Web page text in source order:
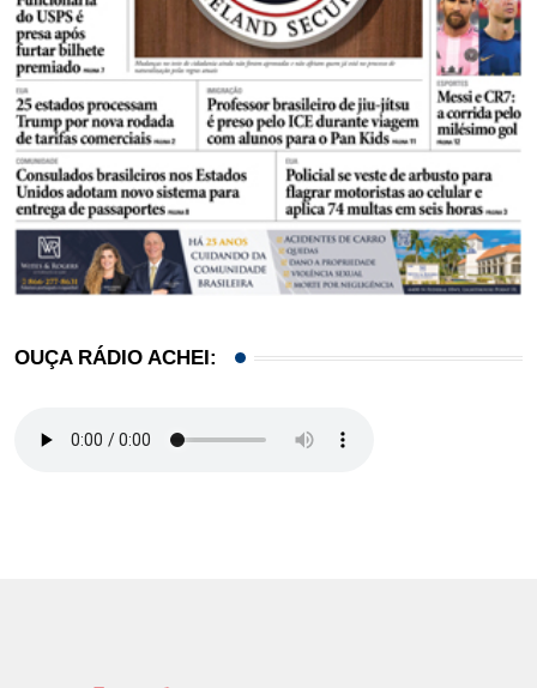
OUÇA RÁDIO ACHEI: